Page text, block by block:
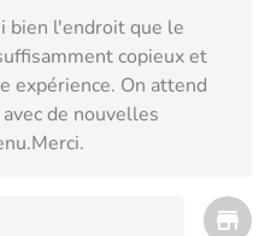
bien l'endroit que le
copieux et
expérience. On attend
de nouvelles